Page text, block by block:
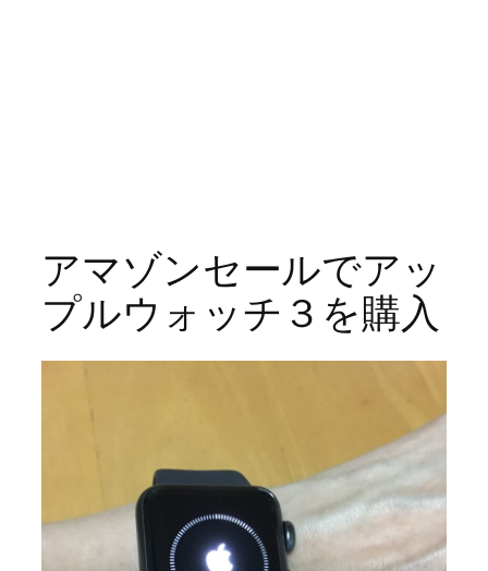
アマゾンセールでアッ
プルウォッチ３を購入